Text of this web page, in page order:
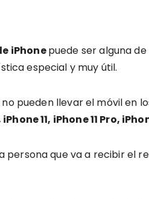
iPhonepuede ser alguna de
especial y muy útil.
pueden llevar el móvil en
11, iPhone 11 Pro,
persona que va a recibir el